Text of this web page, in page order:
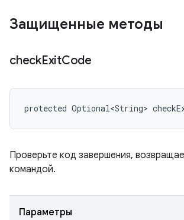
Защищенные методы
checkExitCode
protected Optional<String>
Проверьте код завершения,
командой.
Параметры